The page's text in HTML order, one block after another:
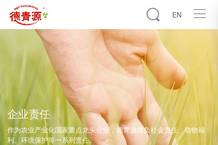
EN
企业责任
作为农业产业化国家重点龙头企业，德青源肩负社会责任、动物福
利、环境保护等一系列责任。